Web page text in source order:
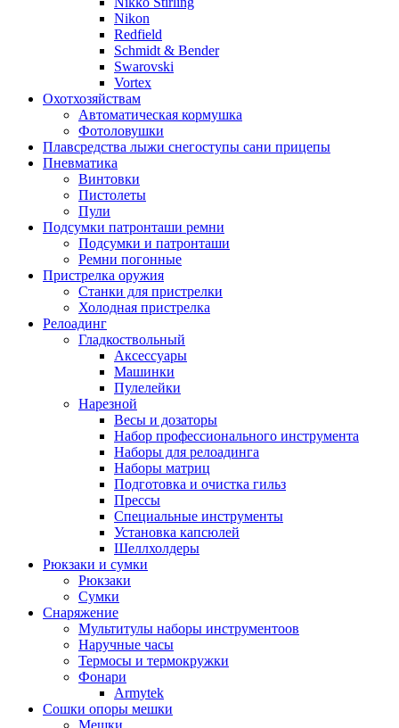
Nikon
Redfield
Schmidt & Bender
Swarovski
Vortex
Охотхозяйствам
Автоматическая кормушка
Фотоловушки
Плавсредства лыжи снегоступы сани прицепы
Пневматика
Винтовки
Пистолеты
Пули
Подсумки патронташи ремни
Подсумки и патронташи
Ремни погонные
Пристрелка оружия
Станки для пристрелки
Холодная пристрелка
Релоадинг
Гладкоствольный
Аксессуары
Машинки
Пулелейки
Нарезной
Весы и дозаторы
Набор профессионального инструмента
Наборы для релоадинга
Наборы матриц
Подготовка и очистка гильз
Прессы
Специальные инструменты
Установка капсюлей
Шеллхолдеры
Рюкзаки и сумки
Рюкзаки
Сумки
Снаряжение
Мультитулы наборы инструментоов
Наручные часы
Термосы и термокружки
Фонари
Armytek
Сошки опоры мешки
Мешки